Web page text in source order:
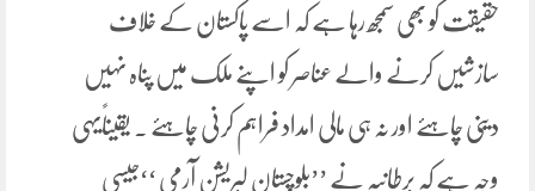
حقیقت کو بھی سمجھ رہا ہے کہ اسے پاکستان کے خلاف
سازشیں کرنے والے عناصر کو اپنے ملک میں پناہ نہیں
دینی چاہئے اور نہ ہی مالی امداد فراہم کرنی چاہئے ۔ یقیناًیہی
وجہ ہے کہ برطانیہ نے ’’بلوچستان لبریشن آرمی ‘‘جیسی